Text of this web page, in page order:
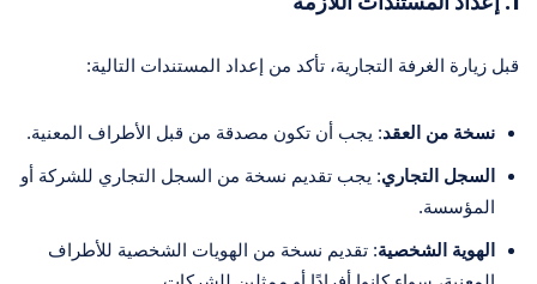
قبل زيارة الغرفة التجارية، تأكد من إعداد المستندات التالية:
نسخة من العقد: يجب أن تكون مصدقة من قبل الأطراف المعنية.
السجل التجاري: يجب تقديم نسخة من السجل التجاري للشركة أو
المؤسسة.
الهوية الشخصية: تقديم نسخة من الهويات الشخصية للأطراف